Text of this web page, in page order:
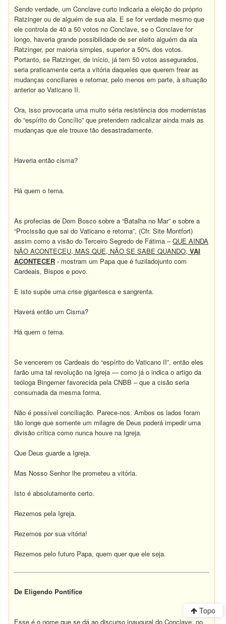
Sendo verdade, um Conclave curto indicaria a eleição do próprio
Ratzinger ou de alguém de sua ala. E se for verdade mesmo que
ele controla de 40 a 50 votos no Conclave, se o Conclave for
longo, haveria grande possibilidade de ser eleito alguém da ala
Ratzinger, por maioria simples, superior a 50% dos votos.
Portanto, se Ratzinger, de início, já tem 50 votos assegurados,
seria praticamente certa a vitória daqueles que querem frear as
mudanças conciliares e retornar, pelo menos em parte, à situação
anterior ao Vaticano II.
Ora, isso provocaria uma muito séria resistência dos modernistas
do “espírito do Concílio” que pretendem radicalizar ainda mais as
mudanças que ele trouxe tão desastradamente.
Haveria então cisma?
Há quem o tema.
As profecias de Dom Bosco sobre a “Batalha no Mar” e sobre a
“Procissão que sai do Vaticano e retorna”, (Cfr. Site Montfort)
assim como a visão do Terceiro Segredo de Fátima –QUE AINDA
NÃO ACONTECEU, MAS QUE, NÃO SE SABE QUANDO, VAI
ACONTECER - mostram um Papa que é fuziladojunto com
Cardeais, Bispos e povo.
E isto supõe uma crise gigantesca e sangrenta.
Haverá então um Cisma?
Há quem o tema.
Se vencerem os Cardeais do “espírito do Vaticano II”, então eles
farão uma tal revolução na Igreja — como já o indica o artigo da
teóloga Bingemer favorecida pela CNBB – que a cisão seria
consumada da mesma forma.
Não é possível conciliação. Parece-nos. Ambos os lados foram
tão longe que somente um milagre de Deus poderá impedir uma
divisão crítica como nunca houve na Igreja.
Que Deus guarde a Igreja.
Mas Nosso Senhor lhe prometeu a vitória.
Isto é absolutamente certo.
Rezemos pela Igreja.
Rezemos por sua vitória!
Rezemos pelo futuro Papa, quem quer que ele seja.
De Eligendo Pontifice
Esse é o nome que se dá ao discurso inaugural do Conclave, no
Topo